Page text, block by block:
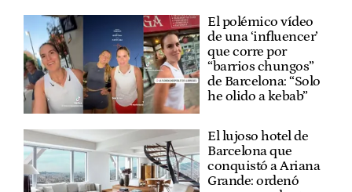
El polémico vídeo
de una ‘influencer’
que corre por
“barrios chungos”
de Barcelona: “Solo
he olido a kebab”
El lujoso hotel de
Barcelona que
conquistó a Ariana
Grande: ordenó